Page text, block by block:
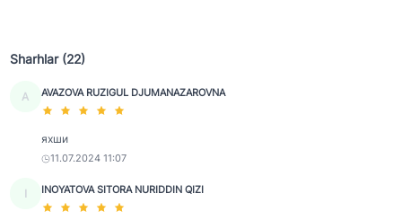
Sharhlar (22)
A AVAZOVA RUZIGUL DJUMANAZAROVNA
яхши
11.07.2024 11:07
I INOYATOVA SITORA NURIDDIN QIZI